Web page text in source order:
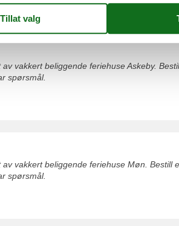
vakkert beliggende feriehuse Askeby.
spørsmål.
vakkert beliggende feriehuse Møn. Bestill
spørsmål.